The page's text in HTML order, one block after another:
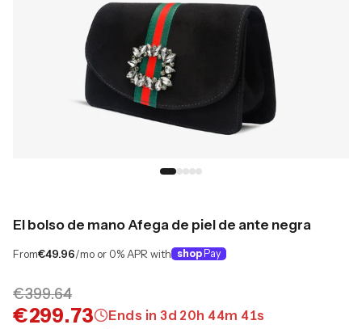
El bolso de mano Afega de piel de ante negra
From€49.96/mo or 0% APR with shop Pay
€399.64
€299.73 Ends in 3d 20h 44m 40s